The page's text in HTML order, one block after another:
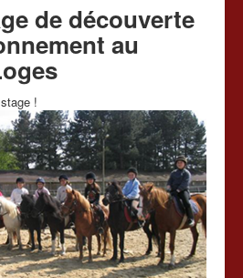
Association
Chevaux à vendre
Nous contacter
de découverte
au
!